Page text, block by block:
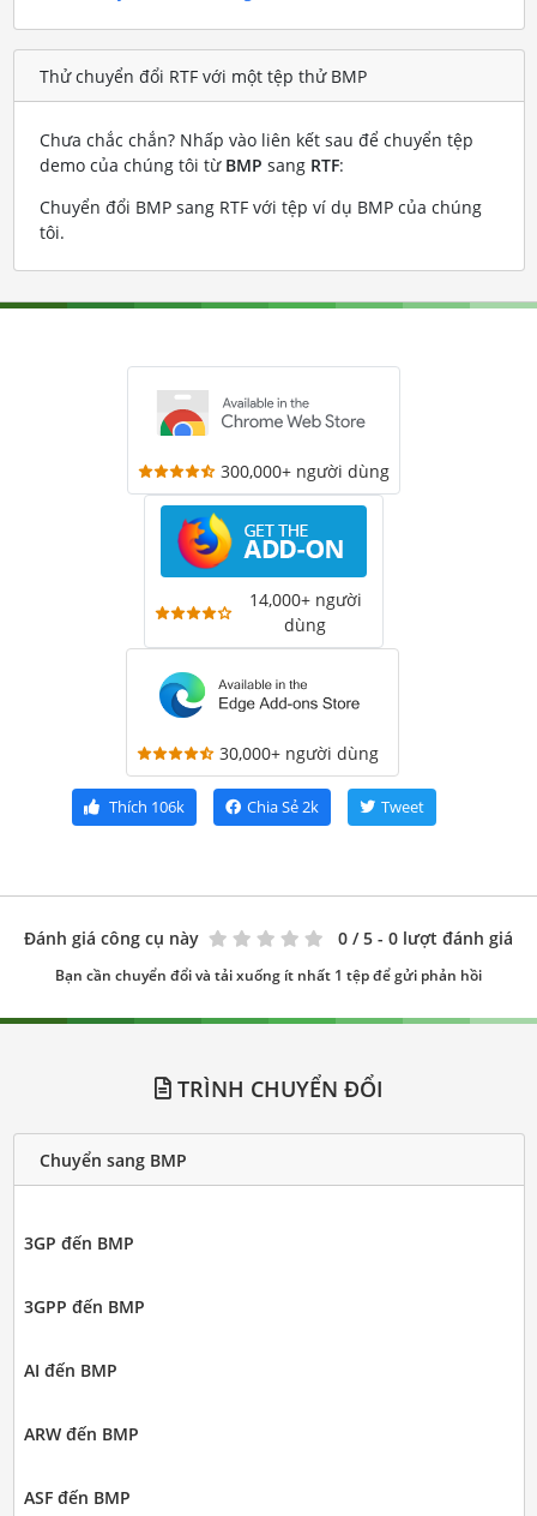
Thử chuyển đổi RTF với một tệp thử BMP
Chưa chắc chắn? Nhấp vào liên kết sau để chuyển tệp
demo của chúng tôi từ BMP sang RTF:
Chuyển đổi BMP sang RTF với tệp ví dụ BMP của chúng
tôi.
300,000+ người dùng
14,000+ người
dùng
30,000+ người dùng
Thích 106k Chia Sẻ2k Tweet
Đánh giá công cụ này 0 / 5 - 0 lượt đánh giá
Bạn cần chuyển đổi và tải xuống ít nhất 1 tệp để gửi phản hồi
TRÌNH CHUYỂN ĐỔI
Chuyển sang BMP
3GP đến BMP
3GPP đến BMP
AI đến BMP
ARW đến BMP
ASF đến BMP